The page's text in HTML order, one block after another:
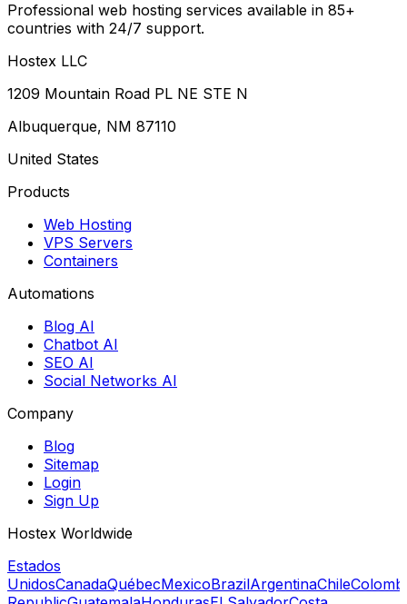
Professional web hosting services available in 85+
countries with 24/7 support.
Hostex LLC
1209 Mountain Road PL NE STE N
Albuquerque, NM 87110
United States
Products
Web Hosting
VPS Servers
Containers
Automations
Blog AI
Chatbot AI
SEO AI
Social Networks AI
Company
Blog
Sitemap
Login
Sign Up
Hostex Worldwide
Estados
UnidosCanadaQuébecMexicoBrazilArgentinaChile